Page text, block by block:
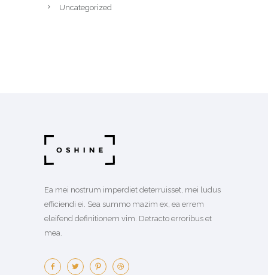
Uncategorized
Ea mei nostrum imperdiet deterruisset, mei ludus
efficiendi ei. Sea summo mazim ex, ea errem
eleifend definitionem vim. Detracto erroribus et
mea.